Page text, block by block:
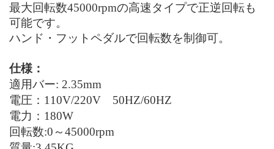
最大回転数45000rpmの高速タイプで正逆回転も
可能です。
ハンド・フットペダルで回転数を制御可。
仕様 ：
適用バー: 2.35mm
電圧：110V/220V
50HZ/60HZ
電力：180W
回転数:0 ～45000rpm